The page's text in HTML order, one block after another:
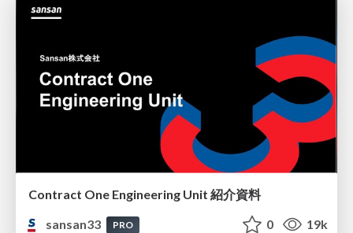
Contract One Engineering Unit 紹介資料
sansan33
PRO 0 19k